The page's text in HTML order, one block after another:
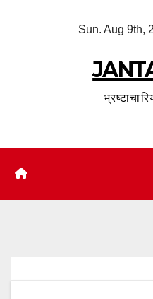
Sun. Aug 9th,